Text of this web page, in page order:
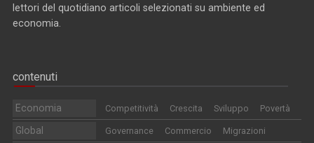
lettori del quotidiano articoli selezionati su ambiente ed
economia.
contenuti
Economia Competitività Crescita Sviluppo Povertà
Global Governance Commercio Migrazioni